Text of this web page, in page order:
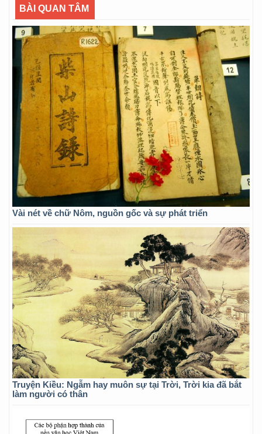
BÀI QUAN TÂM
Vài nét về chữ Nôm, nguồn gốc và sự phát triển
Truyện Kiều: Ngẫm hay muôn sự tại Trời, Trời kia đã bắt
làm người có thân